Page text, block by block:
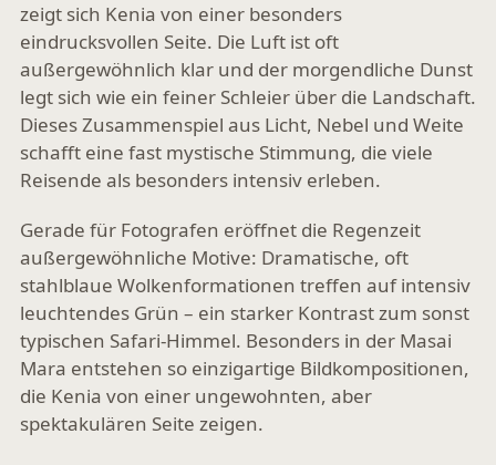
zeigt sich Kenia von einer besonders
eindrucksvollen Seite. Die Luft ist oft
außergewöhnlich klar und der morgendliche Dunst
legt sich wie ein feiner Schleier über die Landschaft.
Dieses Zusammenspiel aus Licht, Nebel und Weite
schafft eine fast mystische Stimmung, die viele
Reisende als besonders intensiv erleben.
Gerade für Fotografen eröffnet die Regenzeit
außergewöhnliche Motive: Dramatische, oft
stahlblaue Wolkenformationen treffen auf intensiv
leuchtendes Grün – ein starker Kontrast zum sonst
typischen Safari-Himmel. Besonders in der Masai
Mara entstehen so einzigartige Bildkompositionen,
die Kenia von einer ungewohnten, aber
spektakulären Seite zeigen.